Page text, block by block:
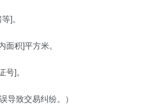
]。
积]平方米。
]。
致交易纠纷。）